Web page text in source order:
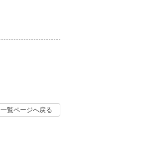
一覧ページへ戻る